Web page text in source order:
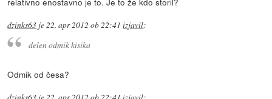
dzinks63 je22. apr 2012 ob 22:41 izjavil:
delen odmik kisika
Odmik od česa?